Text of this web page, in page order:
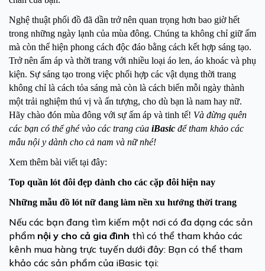
Nghệ thuật phối đồ đã dần trở nên quan trọng hơn bao giờ hết
trong những ngày lạnh của mùa đông. Chúng ta không chỉ giữ ấm
mà còn thể hiện phong cách độc đáo bằng cách kết hợp sáng tạo.
Trở nên ấm áp và thời trang với nhiều loại áo len, áo khoác và phụ
kiện. Sự sáng tạo trong việc phối hợp các vật dụng thời trang
không chỉ là cách tỏa sáng mà còn là cách biến mỗi ngày thành
một trải nghiệm thú vị và ấn tượng, cho dù bạn là nam hay nữ.
Hãy chào đón mùa đông với sự ấm áp và tinh tế! Và đừng quên
các bạn có thể ghé vào các trang của iBasic để tham khảo các
mẫu nội y dành cho cả nam và nữ nhé!
Xem thêm bài viết tại đây:
Top quần lót đôi đẹp dành cho các cặp đôi hiện nay
Những mẫu đồ lót nữ đang làm nền xu hướng thời trang
Nếu các bạn đang tìm kiếm một nơi có đa dạng các sản
phẩm nội y cho cả gia đình thì có thể tham khảo các
kênh mua hàng trực tuyến dưới đây: Bạn có thể tham
khảo các sản phẩm của iBasic tại: